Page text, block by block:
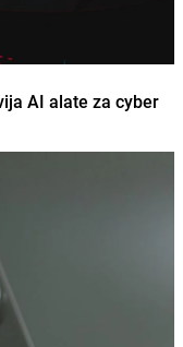
AI alate za cyber